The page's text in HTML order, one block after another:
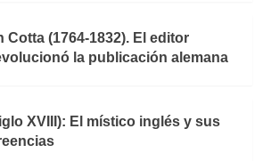
(1764-1832). El editor
la publicación alemana
XVIII): El místico inglés y sus